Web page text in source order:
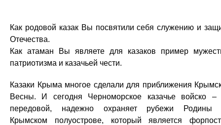
Как родовой казак Вы посвятили себя служению и
Отечества.
Как атаман Вы являете для казаков пример
патриотизма и казачьей чести.
Казаки Крыма многое сделали для приближения
Весны. И сегодня Черноморское казачье войско –
передовой, надежно охраняет рубежи Родины
Крымском полуострове, который является